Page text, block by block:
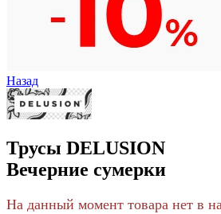
Назад
Трусы DELUSION
Вечерние сумерки
На данный момент товара нет в